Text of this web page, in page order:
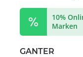
10%
Marken
GANTER